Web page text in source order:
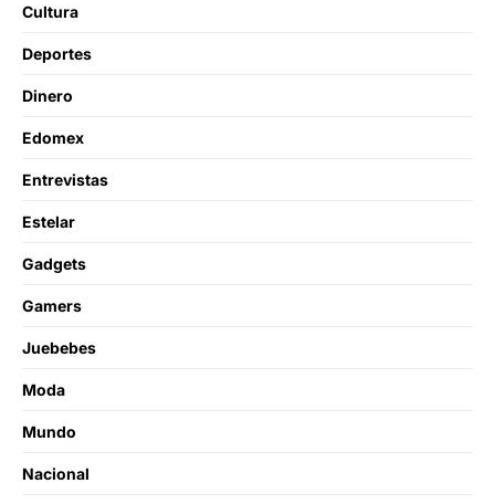
Cultura
Deportes
Dinero
Edomex
Entrevistas
Estelar
Gadgets
Gamers
Juebebes
Moda
Mundo
Nacional